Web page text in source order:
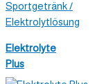
Sportgetränk /
Elektrolytlösung
Elektrolyte
Plus